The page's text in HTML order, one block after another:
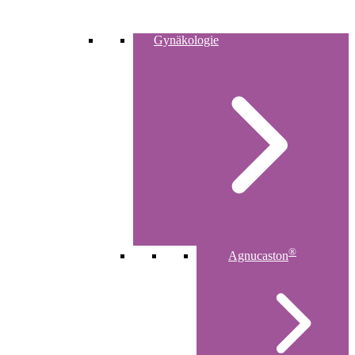
Gynäkologie
Agnucaston®